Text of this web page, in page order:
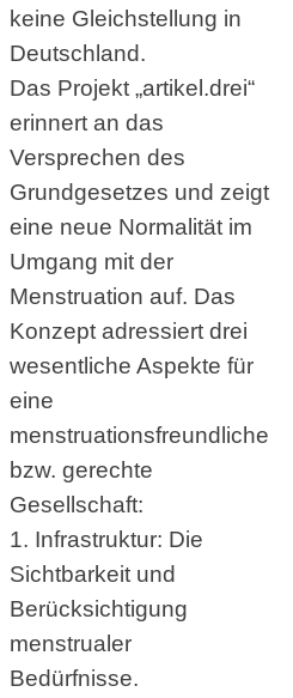
keine Gleichstellung in
Deutschland.
Das Projekt „artikel.drei“
erinnert an das
Versprechen des
Grundgesetzes und zeigt
eine neue Normalität im
Umgang mit der
Menstruation auf. Das
Konzept adressiert drei
wesentliche Aspekte für
eine
menstruationsfreundliche
bzw. gerechte
Gesellschaft:
1. Infrastruktur: Die
Sichtbarkeit und
Berücksichtigung
menstrualer
Bedürfnisse.